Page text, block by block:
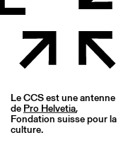
Le CCS est une antenne
de Pro Helvetia,
Fondation suisse pour la
culture.